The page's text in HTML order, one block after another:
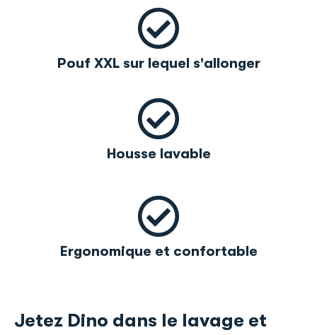
Pouf XXL sur lequel s'allonger
Housse lavable
Ergonomique et confortable
Jetez Dino dans le lavage et